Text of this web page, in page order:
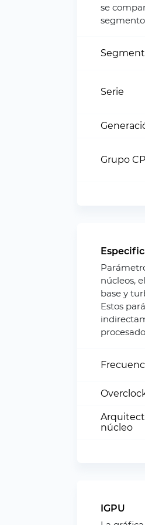
se
Serie
Grupo
núcleos,
base y
Estos
núcleo
IGPU